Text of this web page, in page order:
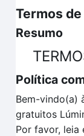
Termos
Resumo
Política
Bem-vindo(a)
gratuitos
Por favor, leia